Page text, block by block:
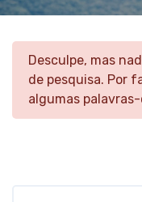
Desculpe, mas
de pesquisa. Por
algumas